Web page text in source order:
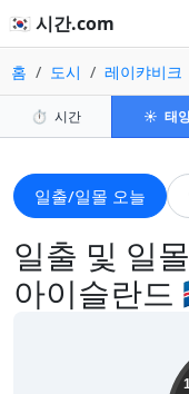
🇰🇷 시간.com
홈 도시 레이캬비크
⏱️ 시간 ☀️ 태
일출/일몰 오늘
일출 및 일
아이슬란드